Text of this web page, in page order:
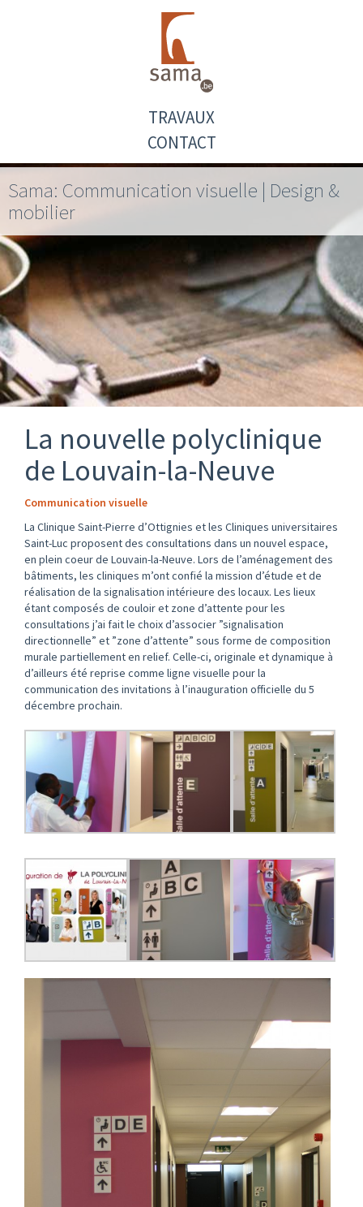
TRAVAUX
CONTACT
Sama: Communication visuelle | Design &
mobilier
La nouvelle polyclinique
de Louvain-la-Neuve
Communication visuelle
La Clinique Saint-Pierre d’Ottignies et les Cliniques universitaires
Saint-Luc proposent des consultations dans un nouvel espace,
en plein coeur de Louvain-la-Neuve. Lors de l’aménagement des
bâtiments, les cliniques m’ont confié la mission d’étude et de
réalisation de la signalisation intérieure des locaux. Les lieux
étant composés de couloir et zone d’attente pour les
consultations j’ai fait le choix d’associer ”signalisation
directionnelle” et ”zone d’attente” sous forme de composition
murale partiellement en relief. Celle-ci, originale et dynamique à
d’ailleurs été reprise comme ligne visuelle pour la
communication des invitations à l’inauguration officielle du 5
décembre prochain.